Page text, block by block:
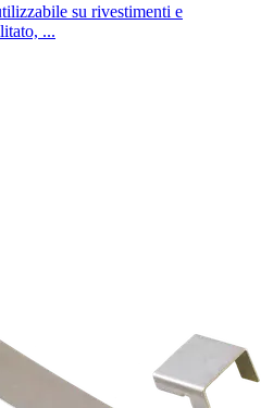
su rivestimenti e
...